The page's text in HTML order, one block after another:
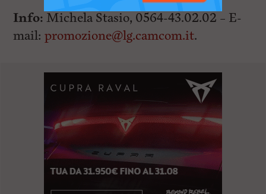
Info: Michela Stasio, 0564-43.02.02 – E-
mail:promozione@lg.camcom.it.